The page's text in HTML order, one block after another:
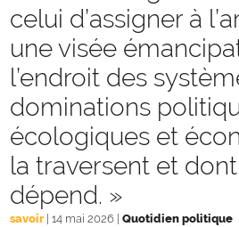
celui d’assigner à
une visée
l’endroit des
dominations
écologiques et
la traversent et
dépend. »
savoir 14 mai 2026 Quotidien politique